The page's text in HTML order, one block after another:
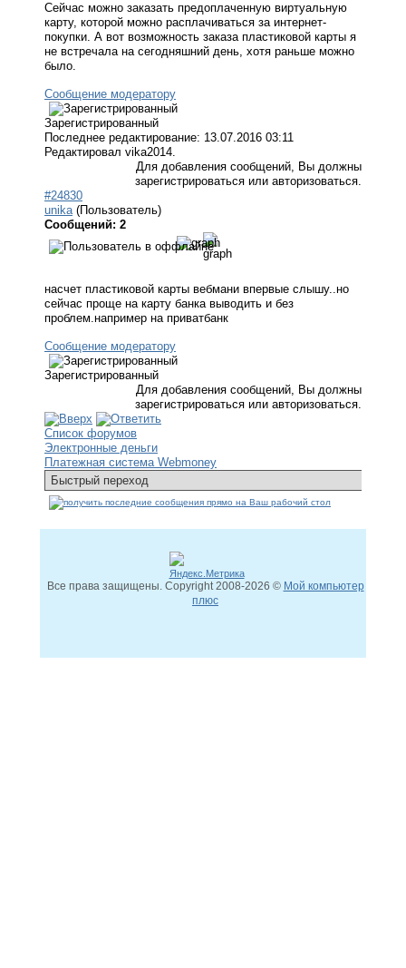
Сейчас можно заказать предоплаченную виртуальную
карту, которой можно расплачиваться за интернет-
покупки. А вот возможность заказа пластиковой карты я
не встречала на сегодняшний день, хотя раньше можно
было.
Сообщение модератору
Зарегистрированный
Последнее редактирование: 13.07.2016 03:11
Редактировал vika2014.
Для добавления сообщений, Вы должны
зарегистрироваться или авторизоваться.
#24830
unika (Пользователь)
Сообщений: 2
насчет пластиковой карты вебмани впервые слышу..но
сейчас проще на карту банка выводить и без
проблем.например на приватбанк
Сообщение модератору
Зарегистрированный
Для добавления сообщений, Вы должны
зарегистрироваться или авторизоваться.
Список форумов
Электронные деньги
Платежная система Webmoney
Все права защищены. Copyright2008-2026 © Мой компьютер
плюс